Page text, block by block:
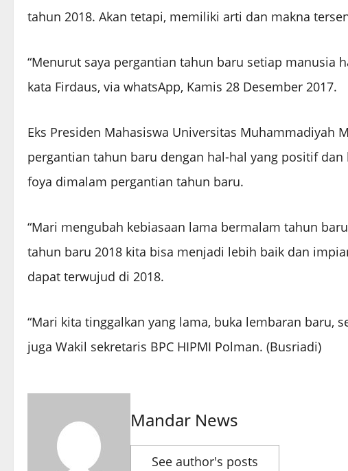
tahun 2018. Akan tetapi, memiliki arti dan makna
“Menurut saya pergantian tahun baru setiap manusia
kata Firdaus, via whatsApp, Kamis 28 Desember 2017.
Eks Presiden Mahasiswa Universitas Muhammadiyah
pergantian tahun baru dengan hal-hal yang positif
foya dimalam pergantian tahun baru.
“Mari mengubah kebiasaan lama bermalam tahun
tahun baru 2018 kita bisa menjadi lebih baik dan
dapat terwujud di 2018.
“Mari kita tinggalkan yang lama, buka lembaran baru,
juga Wakil sekretaris BPC HIPMI Polman. (Busriadi)
Mandar News
See author's posts